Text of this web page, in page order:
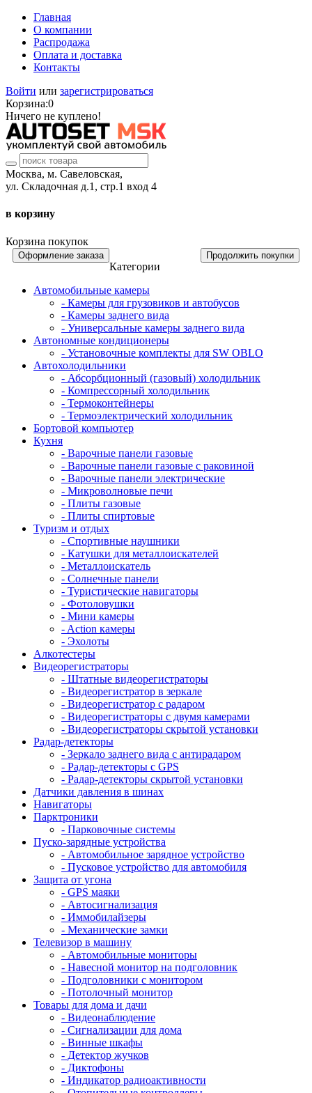
Главная
О компании
Распродажа
Оплата и доставка
Контакты
Войти или зарегистрироваться
Корзина:0
Ничего не куплено!
Москва, м. Савеловская,
ул. Складочная д.1, стр.1 вход 4
в корзину
Корзина покупок
Оформление заказа Продолжить покупки
Категории
Автомобильные камеры
- Камеры для грузовиков и автобусов
- Камеры заднего вида
- Универсальные камеры заднего вида
Автономные кондиционеры
- Установочные комплекты для SW OBLO
Автохолодильники
- Абсорбционный (газовый) холодильник
- Компрессорный холодильник
- Термоконтейнеры
- Термоэлектрический холодильник
Бортовой компьютер
Кухня
- Варочные панели газовые
- Варочные панели газовые с раковиной
- Варочные панели электрические
- Микроволновые печи
- Плиты газовые
- Плиты спиртовые
Туризм и отдых
- Cпортивные наушники
- Катушки для металлоискателей
- Металлоискатель
- Солнечные панели
- Туристические навигаторы
- Фотоловушки
- Мини камеры
- Action камеры
- Эхолоты
Алкотестеры
Видеорегистраторы
- Штатные видеорегистраторы
- Видеорегистратор в зеркале
- Видеорегистратор с радаром
- Видеорегистраторы с двумя камерами
- Видеорегистраторы скрытой установки
Радар-детекторы
- Зеркало заднего вида с антирадаром
- Радар-детекторы с GPS
- Радар-детекторы скрытой установки
Датчики давления в шинах
Навигаторы
Парктроники
- Парковочные системы
Пуско-зарядные устройства
- Автомобильное зарядное устройство
- Пусковое устройство для автомобиля
Защита от угона
- GPS маяки
- Автосигнализация
- Иммобилайзеры
- Механические замки
Телевизор в машину
- Автомобильные мониторы
- Навесной монитор на подголовник
- Подголовники с монитором
- Потолочный монитор
Товары для дома и дачи
- Видеонаблюдение
- Сигнализации для дома
- Винные шкафы
- Детектор жучков
- Диктофоны
- Индикатор радиоактивности